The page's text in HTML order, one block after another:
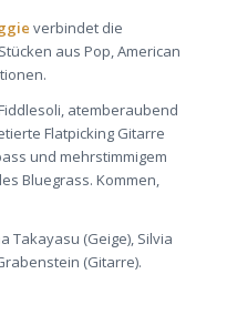
verbindet die
aus Pop, American
atemberaubend
Flatpicking Gitarre
und mehrstimmigem
Bluegrass. Kommen,
Takayasu (Geige), Silvia
(Gitarre).